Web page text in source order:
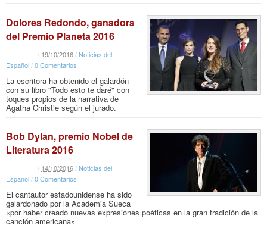
Dolores Redondo, ganadora
del Premio Planeta 2016
/ 19/10/2016/Noticias del
Español/0 Comentarios
La escritora ha obtenido el galardón
con su libro "Todo esto te daré" con
toques propios de la narrativa de
Agatha Christie según el jurado.
Bob Dylan, premio Nobel de
Literatura 2016
/ 14/10/2016/Noticias del
Español/0 Comentarios
El cantautor estadounidense ha sido
galardonado por la Academia Sueca
«por haber creado nuevas expresiones poéticas en la gran tradición de la
canción americana»